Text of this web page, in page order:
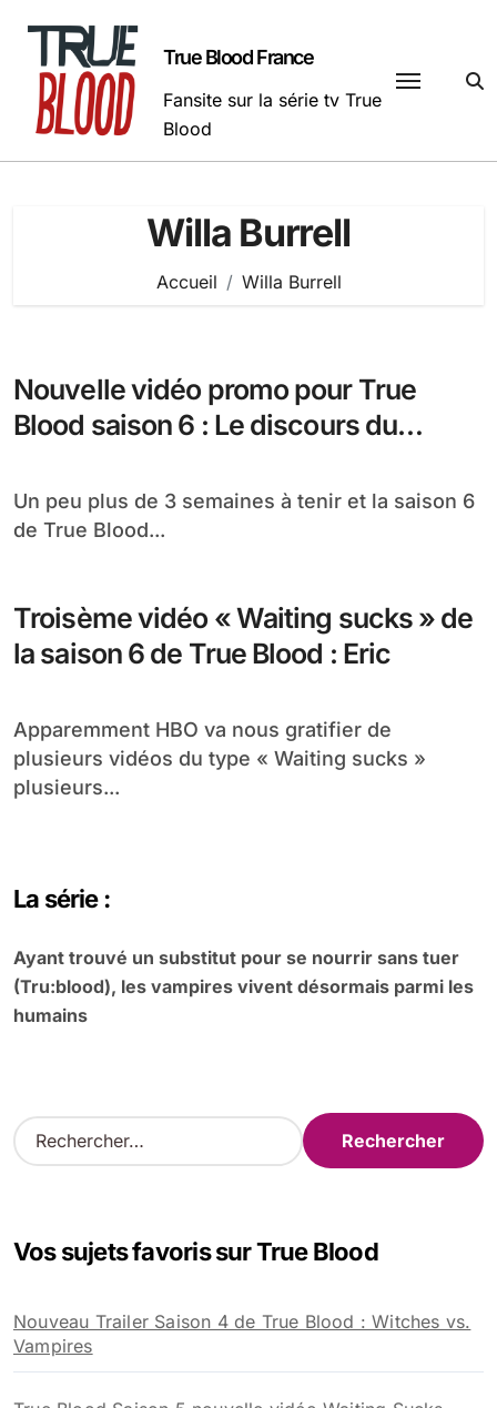
contenu
True Blood France
Fansite sur la série tv True
Blood
Willa Burrell
Accueil Willa Burrell
Nouvelle vidéo promo pour True
Blood saison 6 : Le discours du
Un peu plus de 3 semaines à tenir et la saison 6
de True Blood...
Troisème vidéo « Waiting sucks » de
la saison 6 de True Blood : Eric
Apparemment HBO va nous gratifier de
plusieurs vidéos du type « Waiting sucks »
plusieurs...
La série :
Ayant trouvé un substitut pour se nourrir sans tuer
(Tru:blood), les vampires vivent désormais parmi les
humains
R
e
r
e
r
Vos sujets favoris sur True Blood
Nouveau Trailer Saison 4 de True Blood : Witches vs.
Vampires